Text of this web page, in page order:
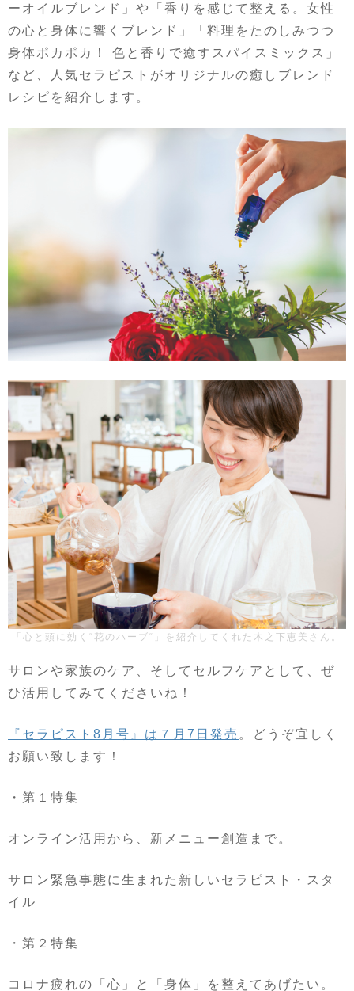
ーオイルブレンド」や「香りを感じて整える。女性
の心と身体に響くブレンド」「料理をたのしみつつ
身体ポカポカ！ 色と香りで癒すスパイスミックス」
など、人気セラピストがオリジナルの癒しブレンド
レシピを紹介します。
「心と頭に効く“花のハーブ“」を紹介してくれた木之下恵美さん。
サロンや家族のケア、そしてセルフケアとして、ぜ
ひ活用してみてくださいね！
『セラピスト 8 月号』は７月 7 日発売 。どうぞ宜しく
お願い致します！
・第１特集
オンライン活用から、新メニュー創造まで。
サロン緊急事態に生まれた新しいセラピスト・スタ
イル
・第２特集
コロナ疲れの「心」と「身体」を整えてあげたい。